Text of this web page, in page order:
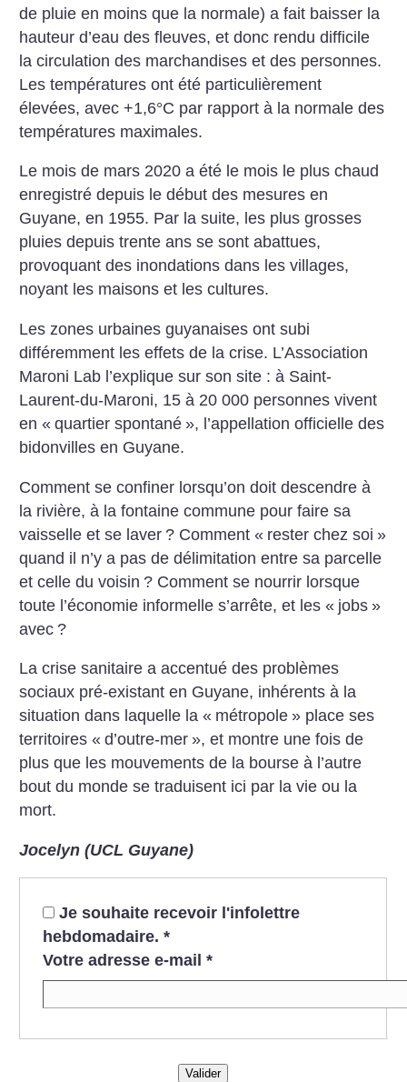
de pluie en moins que la normale) a fait baisser la
hauteur d’eau des fleuves, et donc rendu difficile
la circulation des marchan­dises et des personnes.
Les températures ont été particulièrement
élevées, avec +1,6°C par rapport à la normale des
températures maximales.
Le mois de mars 2020 a été le mois le plus chaud
enregistré depuis le début des mesures en
Guyane, en 1955. Par la suite, les plus grosses
pluies depuis trente ans se sont abattues,
provoquant des inondations dans les villages,
noyant les maisons et les cultures.
Les zones urbaines guyanaises ont subi
différemment les effets de la crise. L’Association
Maroni Lab l’explique sur son site : à Saint-
Laurent-du-Maroni, 15 à 20 000 personnes vivent
en « quartier spontané », l’appellation officielle des
bidonvilles en Guyane.
Comment se confiner lorsqu’on doit descendre à
la rivière, à la fontaine commune pour faire sa
vaisselle et se laver ? Comment « rester chez soi »
quand il n’y a pas de délimitation entre sa parcelle
et celle du voisin ? Comment se nourrir lorsque
toute l’économie informelle s’arrête, et les « jobs »
avec ?
La crise sanitaire a accentué des problèmes
sociaux pré-existant en Guyane, inhérents à la
situation dans laquelle la « métropole » place ses
territoires « d’outre-mer », et montre une fois de
plus que les mouvements de la bourse à l’autre
bout du monde se traduisent ici par la vie ou la
mort.
Jocelyn (UCL Guyane)
Je souhaite recevoir l'infolettre
hebdomadaire. *
Votre adresse e-mail *
Valider